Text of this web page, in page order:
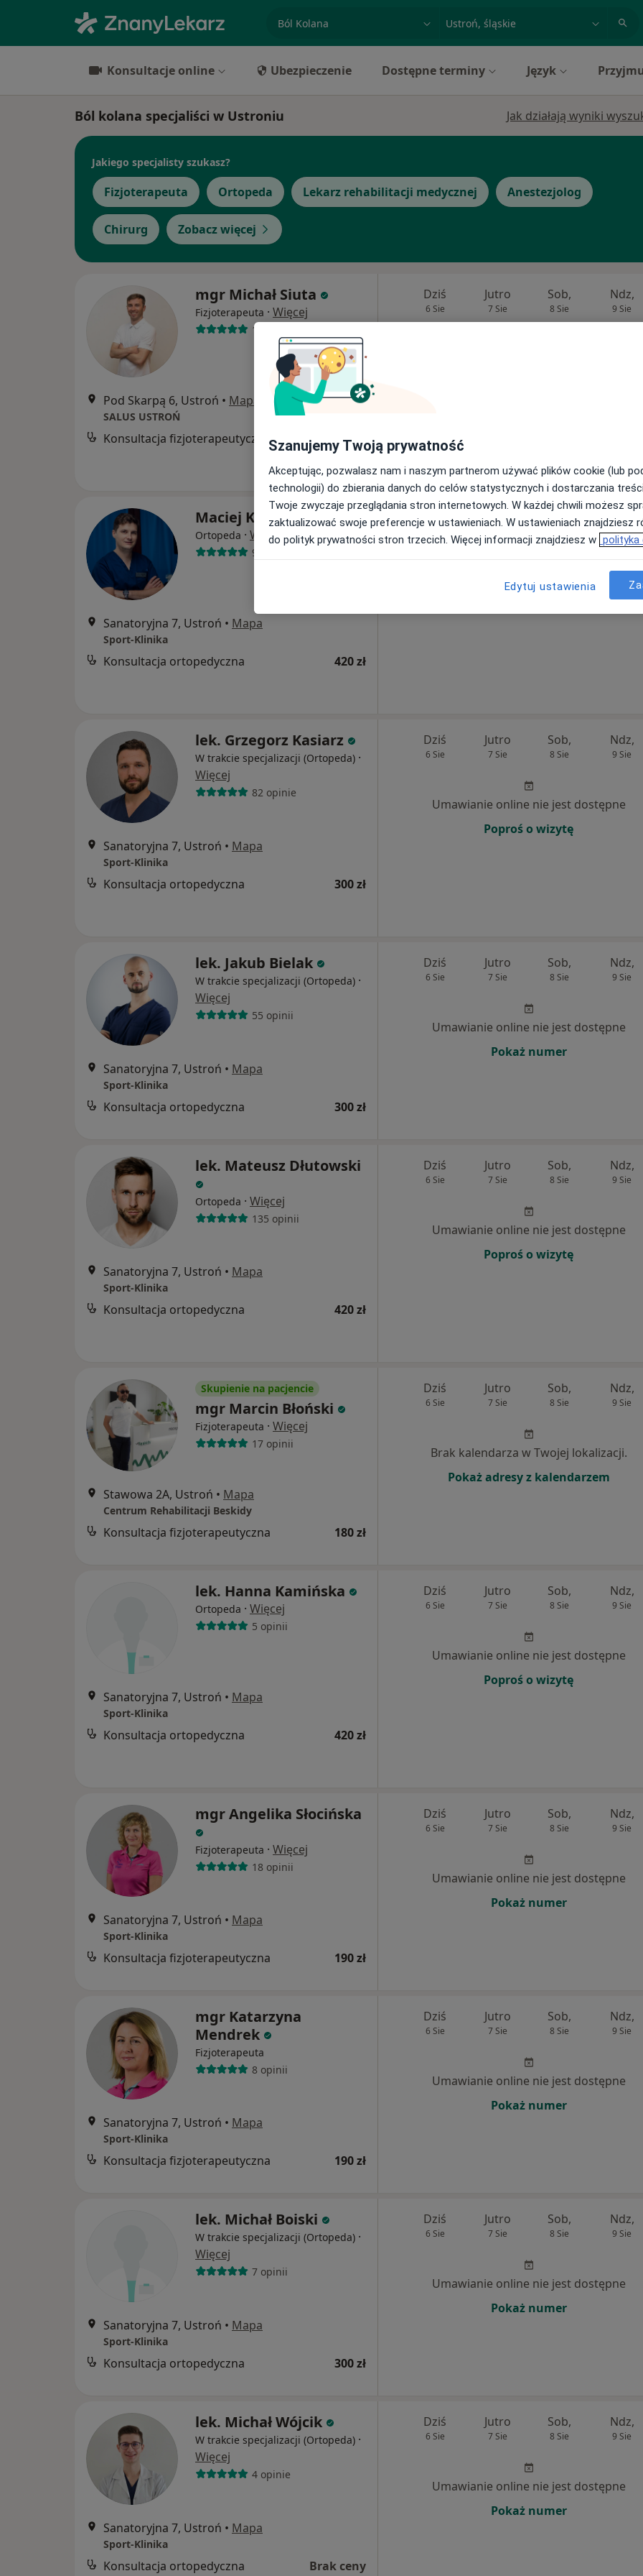
specjalizacja, badanie lub nazwiskomiasto lub dzielnica
Konsultacje online Ubezpieczenie Dostępne terminy Język
Ból kolana specjaliści w Ustroniu Jak działają wyniki
Jakiego specjalisty szukasz?
Fizjoterapeuta Ortopeda Lekarz rehabilitacji medycznej Anestezjolog
Chirurg Zobacz więcej
mgr Michał Siuta
Fizjoterapeuta · Więcej
111 opinii
Pod Skarpą 6, Ustroń • Mapa
SALUS USTROŃ
Konsultacja fizjoterapeutyczna 220 zł
Dziś
6 Sie
Jutro
7 Sie
Sob,
8 Sie
Ndz,
9 Sie
Maciej Kijas
Ortopeda · Więcej
97 opinii
Sanatoryjna 7, Ustroń • Mapa
Sport-Klinika
Konsultacja ortopedyczna 420 zł
Dziś Jutro Sob, Ndz,
9 Sie
Umawianie online nie jest dostępne
lek. Grzegorz Kasiarz
W trakcie specjalizacji (Ortopeda) ·
Więcej
82 opinie
Sanatoryjna 7, Ustroń • Mapa
Sport-Klinika
Konsultacja ortopedyczna 300 zł
Dziś
6 Sie
Jutro
7 Sie
Sob,
8 Sie
Ndz,
9 Sie
Umawianie online nie jest dostępne
Poproś o wizytę
lek. Jakub Bielak
W trakcie specjalizacji (Ortopeda) ·
Więcej
55 opinii
Sanatoryjna 7, Ustroń • Mapa
Sport-Klinika
Konsultacja ortopedyczna 300 zł
Dziś
6 Sie
Jutro
7 Sie
Sob,
8 Sie
Ndz,
9 Sie
Umawianie online nie jest dostępne
Pokaż numer
lek. Mateusz Dłutowski
Ortopeda · Więcej
135 opinii
Sanatoryjna 7, Ustroń • Mapa
Sport-Klinika
Konsultacja ortopedyczna 420 zł
Dziś
6 Sie
Jutro
7 Sie
Sob,
8 Sie
Ndz,
9 Sie
Umawianie online nie jest dostępne
Poproś o wizytę
Skupienie na pacjencie
mgr Marcin Błoński
Fizjoterapeuta · Więcej
17 opinii
Stawowa 2A, Ustroń • Mapa
Centrum Rehabilitacji Beskidy
Konsultacja fizjoterapeutyczna 180 zł
Dziś
6 Sie
Jutro
7 Sie
Sob,
8 Sie
Ndz,
9 Sie
Brak kalendarza w Twojej lokalizacji.
Pokaż adresy z kalendarzem
lek. Hanna Kamińska
Ortopeda · Więcej
5 opinii
Sanatoryjna 7, Ustroń • Mapa
Sport-Klinika
Konsultacja ortopedyczna 420 zł
Dziś
6 Sie
Jutro
7 Sie
Sob,
8 Sie
Ndz,
9 Sie
Umawianie online nie jest dostępne
Poproś o wizytę
mgr Angelika Słocińska
Fizjoterapeuta · Więcej
18 opinii
Sanatoryjna 7, Ustroń • Mapa
Sport-Klinika
Konsultacja fizjoterapeutyczna 190 zł
Dziś
6 Sie
Jutro
7 Sie
Sob,
8 Sie
Ndz,
9 Sie
Umawianie online nie jest dostępne
Pokaż numer
mgr Katarzyna
Mendrek
Fizjoterapeuta
8 opinii
Sanatoryjna 7, Ustroń • Mapa
Sport-Klinika
Konsultacja fizjoterapeutyczna 190 zł
Dziś
6 Sie
Jutro
7 Sie
Sob,
8 Sie
Ndz,
9 Sie
Umawianie online nie jest dostępne
Pokaż numer
lek. Michał Boiski
W trakcie specjalizacji (Ortopeda) ·
Więcej
7 opinii
Sanatoryjna 7, Ustroń • Mapa
Sport-Klinika
Konsultacja ortopedyczna 300 zł
Dziś
6 Sie
Jutro
7 Sie
Sob,
8 Sie
Ndz,
9 Sie
Umawianie online nie jest dostępne
Pokaż numer
lek. Michał Wójcik
W trakcie specjalizacji (Ortopeda) ·
Więcej
4 opinie
Sanatoryjna 7, Ustroń • Mapa
Sport-Klinika
Konsultacja ortopedyczna Brak ceny
Dziś
6 Sie
Jutro
7 Sie
Sob,
8 Sie
Ndz,
9 Sie
Umawianie online nie jest dostępne
Pokaż numer
Szanujemy Twoją prywatność
Akceptując, pozwalasz nam i naszym partnerom używać plików cookie (lub
technologii) do zbierania danych do celów statystycznych i dostarczania
Twoje zwyczaje przeglądania stron internetowych. W każdej chwili możesz
zaktualizować swoje preferencje w ustawieniach. W ustawieniach znajdziesz
do polityk prywatności stron trzecich. Więcej informacji znajdziesz w polityka
Edytuj ustawienia